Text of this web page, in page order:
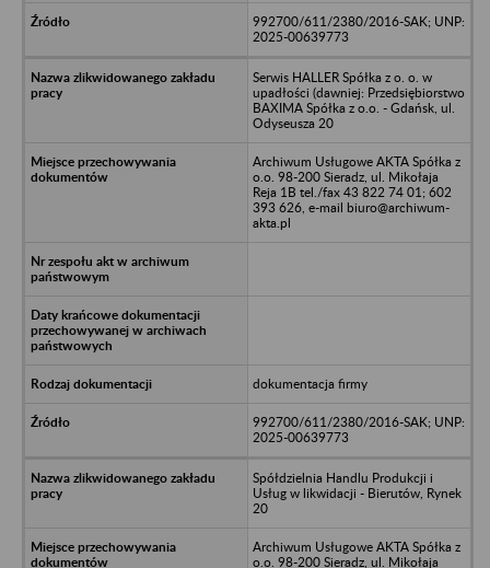
992700/611/2380/2016-SAK; UNP:
2025-00639773
Serwis HALLER Spółka z o. o. w
upadłości (dawniej: Przedsiębiorstwo
BAXIMA Spółka z o.o. - Gdańsk, ul.
Odyseusza 20
Archiwum Usługowe AKTA Spółka z
o.o. 98-200 Sieradz, ul. Mikołaja
Reja 1B tel./fax 43 822 74 01; 602
393 626, e-mail biuro@archiwum-
akta.pl
dokumentacja firmy
992700/611/2380/2016-SAK; UNP:
2025-00639773
Spółdzielnia Handlu Produkcji i
Usług w likwidacji - Bierutów, Rynek
20
Archiwum Usługowe AKTA Spółka z
o.o. 98-200 Sieradz, ul. Mikołaja